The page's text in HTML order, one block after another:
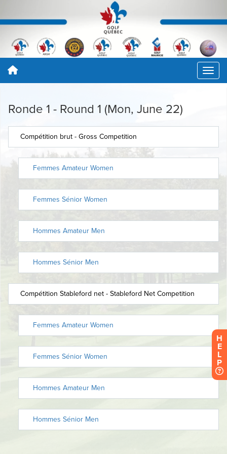
H
E
L
P